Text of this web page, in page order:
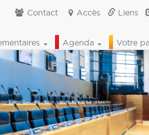
Contact Accès Liens
Agenda Votre